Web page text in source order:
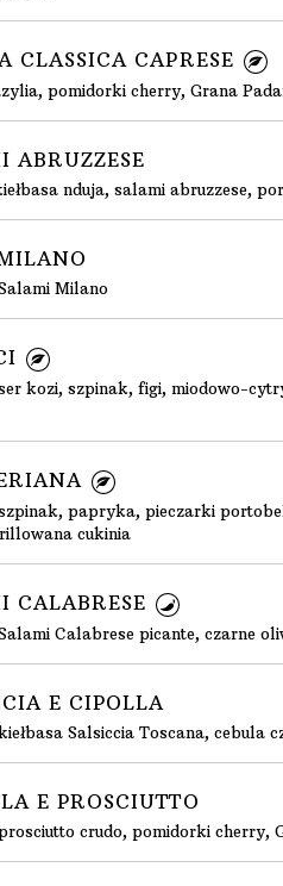
CLASSICA CAPRESE
pomidorki cherry, Grana
ABRUZZESE
nduja, salami abruzzese,
Milano
kozi, szpinak, figi, miodowo-
papryka, pieczarki
cukinia
CALABRESE
Calabrese picante, czarne
E CIPOLLA
Salsiccia Toscana, cebula
E PROSCIUTTO
crudo, pomidorki cherry,